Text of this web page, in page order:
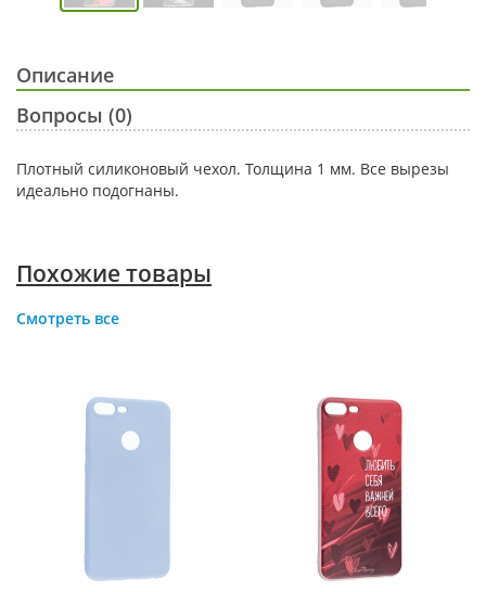
Описание
Вопросы (0)
Плотный силиконовый чехол. Толщина 1 мм. Все вырезы
идеально подогнаны.
Похожие товары
Смотреть все